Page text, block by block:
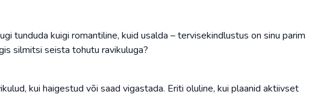
tunduda kuigi romantiline, kuid usalda – tervisekindlustus on sinu parim
silmitsi seista tohutu ravikuluga?
kui haigestud või saad vigastada. Eriti oluline, kui plaanid aktiivset